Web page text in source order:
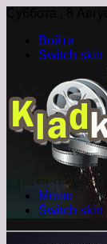
Суббота , 8
Войти
Switch skin
Меню
Switch skin